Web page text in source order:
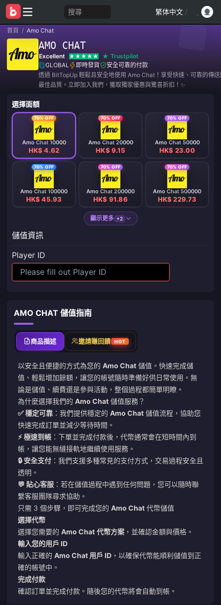
搜尋 繁体中文 /
首頁 / Amo Chat
AMO CHAT
Excellent
Trustpilot
GLOBAL
即時發貨
安全可靠的付款
透過 BitTopUp 輕鬆且安全地使用 Amo Chat！享受快速、可靠的傳
最佳品質。立即加入我們，獲取獨家優惠與驚喜折扣！✨
選擇面額
70% OFF
Amo Chat 10000
HK$ 4.62
70% OFF
Amo Chat 20000
HK$ 9.15
70% OFF
Amo Chat 50000
HK$ 23.00
70% OFF
Amo Chat 100000
HK$ 45.93
70% OFF
Amo Chat 200000
HK$ 91.86
70% OFF
Amo Chat 500000
HK$ 229.73
顯示更多 +2
儲值資訊
Player ID
AMO CHAT 儲值指南
商品描述 邀請賺回饋 HOT
以安全且便捷的方式為您的 Amo Chat 儲值。快速完成儲
值、輕鬆增加餘額，讓您的帳號隨時準備好供日常使用。無
論是儲值、續費還是參與活動，整個過程都簡單明瞭。
為什麼選擇我們的 Amo Chat 儲值服務？
✅ 穩定可靠 ：我們提供穩定的 Amo Chat 儲值流程，協助您
快速完成訂單並減少等待時間。
⚡ 極速到帳 ：下單並完成付款後，代幣通常會在短時間內到
帳，讓您能無縫接軌地繼續使用服務。
🔒 安全支付 ：我們支援多種常見的支付方式，交易過程安全且
透明。
💬 貼心客服 ：若在儲值過程中遇到任何問題，您可以隨時聯
繫客服團隊尋求協助。
只需 3 個步驟，即可完成您的 Amo Chat 代幣儲值
選擇代幣
選擇您需要的 Amo Chat 代幣方案 ，並確認金額與價格。
輸入您的用戶 ID
輸入正確的 Amo Chat 用戶 ID ，以確保代幣能順利儲值到正
確的帳號中。
完成付款
確認訂單並完成付款。隨後您的代幣將會自動到帳。